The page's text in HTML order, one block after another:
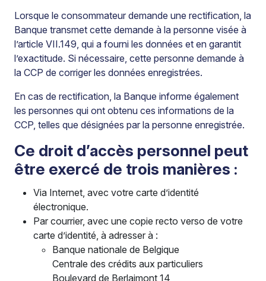
Lorsque le consommateur demande une rectification, la
Banque transmet cette demande à la personne visée à
l’article VII.149, qui a fourni les données et en garantit
l’exactitude. Si nécessaire, cette personne demande à
la CCP de corriger les données enregistrées.
En cas de rectification, la Banque informe également
les personnes qui ont obtenu ces informations de la
CCP, telles que désignées par la personne enregistrée.
Ce droit d’accès personnel peut
être exercé de trois manières :
Via Internet, avec votre carte d’identité
électronique.
Par courrier, avec une copie recto verso de votre
carte d’identité, à adresser à :
Banque nationale de Belgique
Centrale des crédits aux particuliers
Boulevard de Berlaimont 14